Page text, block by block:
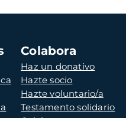
Colabora
Haz un donativo
Hazte socio
Hazte voluntario/a
Testamento solidario